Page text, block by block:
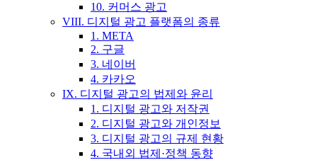
10. 커머스 광고
VIII. 디지털 광고 플랫폼의 종류
1. META
2. 구글
3. 네이버
4. 카카오
IX. 디지털 광고의 법제와 윤리
1. 디지털 광고와 저작권
2. 디지털 광고와 개인정보
3. 디지털 광고의 규제 현황
4. 국내외 법제·정책 동향